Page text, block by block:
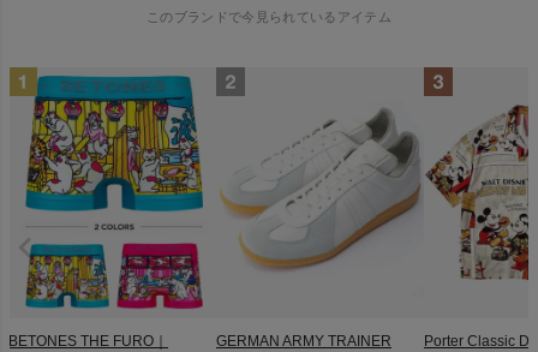
このブランドで今見られているアイテム
BETONES THE FURO｜
GERMAN ARMY TRAINER
Porter Classic